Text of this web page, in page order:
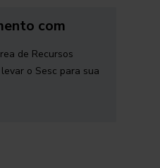
com
de Recursos
o Sesc para sua